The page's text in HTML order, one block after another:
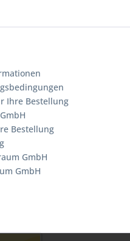
Ihre Bestellung
Bestellung
GmbH
GmbH